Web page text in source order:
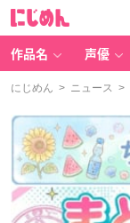
作品名 声優
にじめん > ニュース >